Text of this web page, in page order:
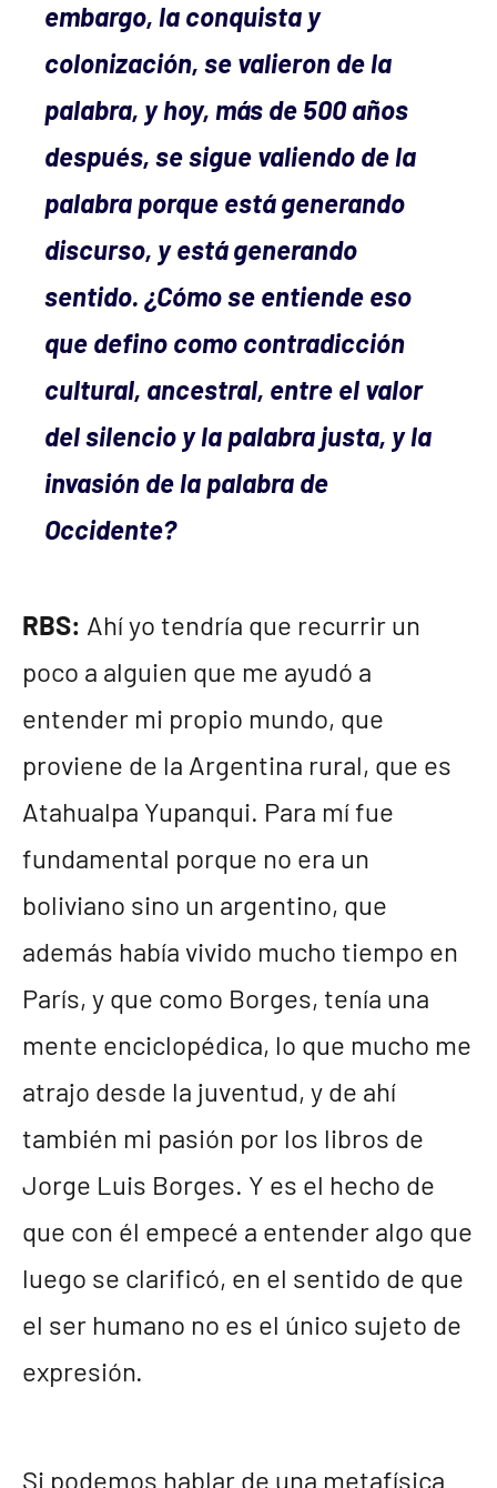
embargo, la conquista y
colonización, se valieron de la
palabra, y hoy, más de 500 años
después, se sigue valiendo de la
palabra porque está generando
discurso, y está generando
sentido. ¿Cómo se entiende eso
que defino como contradicción
cultural, ancestral, entre el valor
del silencio y la palabra justa, y la
invasión de la palabra de
Occidente?
RBS: Ahí yo tendría que recurrir un
poco a alguien que me ayudó a
entender mi propio mundo, que
proviene de la Argentina rural, que es
Atahualpa Yupanqui. Para mí fue
fundamental porque no era un
boliviano sino un argentino, que
además había vivido mucho tiempo en
París, y que como Borges, tenía una
mente enciclopédica, lo que mucho me
atrajo desde la juventud, y de ahí
también mi pasión por los libros de
Jorge Luis Borges. Y es el hecho de
que con él empecé a entender algo que
luego se clarificó, en el sentido de que
el ser humano no es el único sujeto de
expresión.
Si podemos hablar de una metafísica